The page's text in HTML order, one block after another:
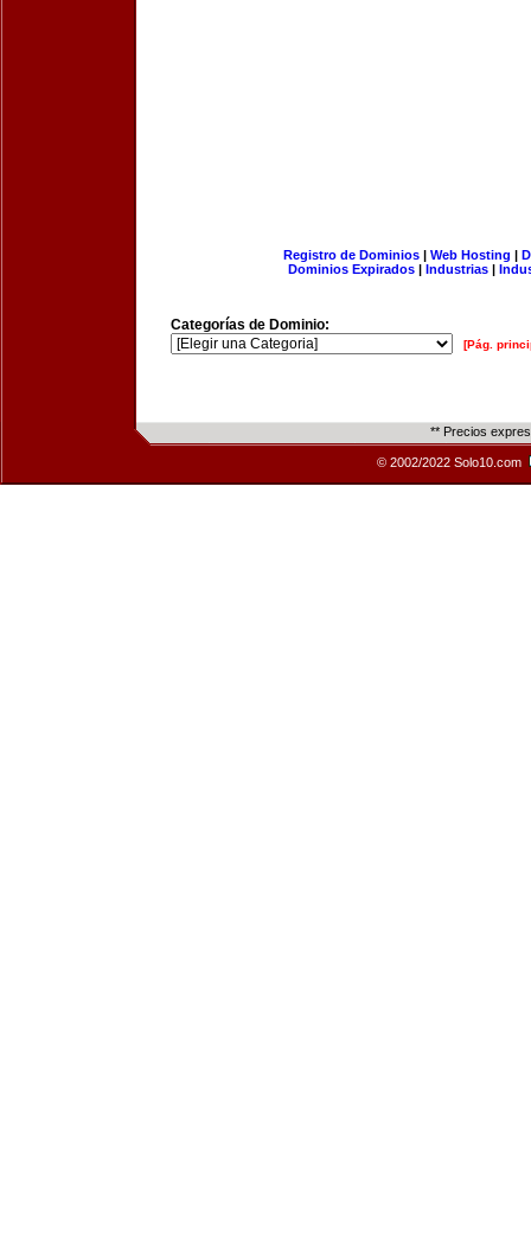
Registro de Dominios| Web Hosting |
Dominios Expirados | Industrias |
Categorías de Dominio:
[Pág.
** Precios
© 2002/2022 Solo10.com